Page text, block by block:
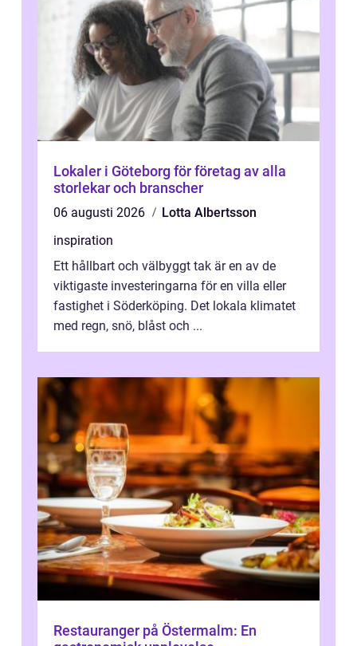
Lokaler i Göteborg för företag av alla
storlekar och branscher
06 augusti 2026
Lotta Albertsson
inspiration
Ett hållbart och välbyggt tak är en av de
viktigaste investeringarna för en villa eller
fastighet i Söderköping. Det lokala klimatet
med regn, snö, blåst och ...
Restauranger på Östermalm: En